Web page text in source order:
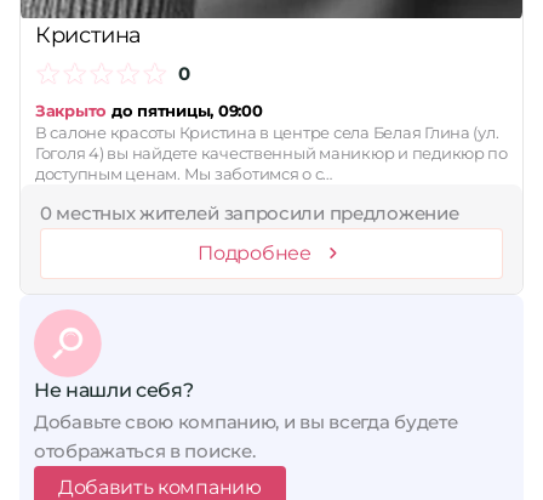
Кристина
0
Закрыто до пятницы, 09:00
В салоне красоты Кристина в центре села Белая Глина (ул.
Гоголя 4) вы найдете качественный маникюр и педикюр по
доступным ценам. Мы заботимся о с…
0 местных жителей запросили предложение
Подробнее
Не нашли себя?
Добавьте свою компанию, и вы всегда будете
отображаться в поиске.
Добавить компанию